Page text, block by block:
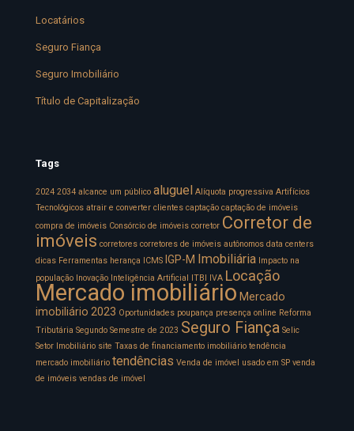
Locatários
Seguro Fiança
Seguro Imobiliário
Título de Capitalização
Tags
2024 2034 alcance um público aluguel Alíquota progressiva Artifícios
Tecnológicos atrair e converter clientes captação captação de imóveis
compra de imóveis Consórcio de imóveis corretor Corretor de
imóveis corretores corretores de imóveis autônomos data centers
dicas Ferramentas herança ICMS IGP-M Imobiliária Impacto na
população Inovação Inteligência Artificial ITBI IVA Locação
Mercado imobiliário Mercado
imobiliário 2023 Oportunidades poupança presença online Reforma
Tributária Segundo Semestre de 2023 Seguro Fiança Selic
Setor Imobiliário site Taxas de financiamento imobiliário tendência
mercado imobiliário tendências Venda de imóvel usado em SP venda
de imóveis vendas de imóvel